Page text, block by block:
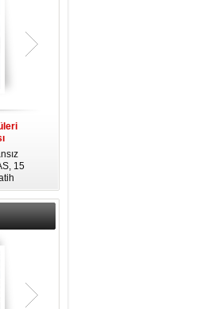
15
zamanda kendi yat limanı, helikopter
pisti ve seçkin villaları da içeren koca